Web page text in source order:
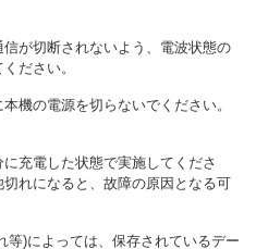
が切断されないよう、電波状態の
ださい。
機の電源を切らないでください。
充電した状態で実施してくださ
れになると、故障の原因となる可
等)によっては、保存されているデー